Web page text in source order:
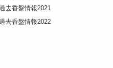
去香盤情報2021
去香盤情報2022